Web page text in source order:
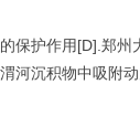
保护作用[D].郑州
河沉积物中吸附